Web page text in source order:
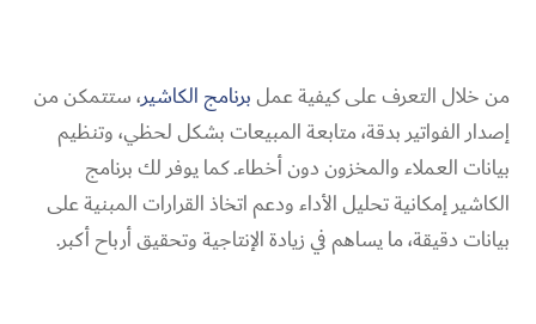
من خلال التعرف على كيفية عملبرنامج الكاشير، ستتمكن من
إصدار الفواتير بدقة، متابعة المبيعات بشكل لحظي، وتنظيم
بيانات العملاء والمخزون دون أخطاء. كما يوفر لك برنامج
الكاشير إمكانية تحليل الأداء ودعم اتخاذ القرارات المبنية على
بيانات دقيقة، ما يساهم في زيادة الإنتاجية وتحقيق أرباح أكبر.